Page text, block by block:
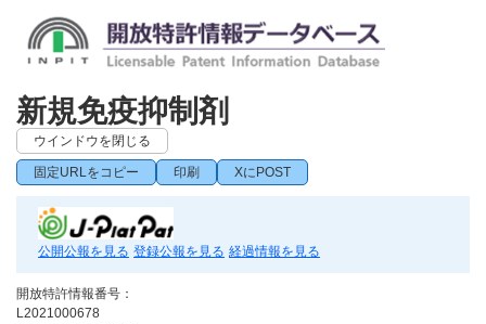
新規免疫抑制剤
ウインドウを閉じる
固定URLをコピー 印刷 XにPOST
公開公報を見る 登録公報を見る 経過情報を見る
開放特許情報番号：
L2021000678